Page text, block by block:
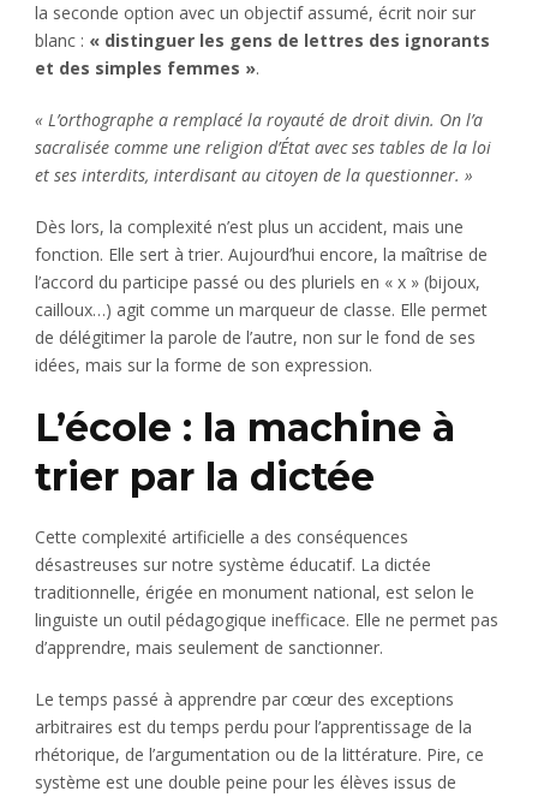
la seconde option avec un objectif assumé, écrit noir sur
blanc : « distinguer les gens de lettres des ignorants
et des simples femmes ».
« L’orthographe a remplacé la royauté de droit divin. On l’a
sacralisée comme une religion d’État avec ses tables de la loi
et ses interdits, interdisant au citoyen de la questionner. »
Dès lors, la complexité n’est plus un accident, mais une
fonction. Elle sert à trier. Aujourd’hui encore, la maîtrise de
l’accord du participe passé ou des pluriels en « x » (bijoux,
cailloux…) agit comme un marqueur de classe. Elle permet
de délégitimer la parole de l’autre, non sur le fond de ses
idées, mais sur la forme de son expression.
L’école : la machine à
trier par la dictée
Cette complexité artificielle a des conséquences
désastreuses sur notre système éducatif. La dictée
traditionnelle, érigée en monument national, est selon le
linguiste un outil pédagogique inefficace. Elle ne permet pas
d’apprendre, mais seulement de sanctionner.
Le temps passé à apprendre par cœur des exceptions
arbitraires est du temps perdu pour l’apprentissage de la
rhétorique, de l’argumentation ou de la littérature. Pire, ce
système est une double peine pour les élèves issus de